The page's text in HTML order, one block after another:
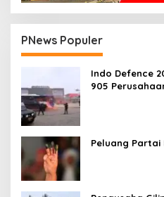
PNews Populer
Indo Defence
905
Peluang Partai